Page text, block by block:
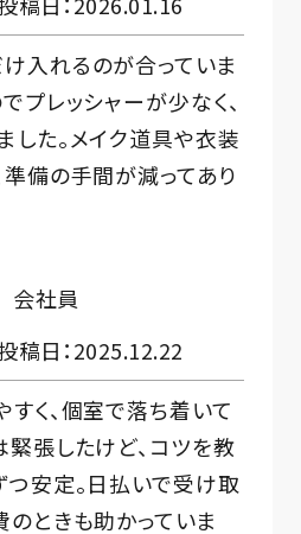
入れるのが合っていま
プレッシャーが少なく、
した。メイク道具や衣装
準備の手間が減ってあり
会社員
稿日 2025.12.22
く、個室で落ち着いて
緊張したけど、コツを教
つ安定。日払いで受け取
のときも助かっていま